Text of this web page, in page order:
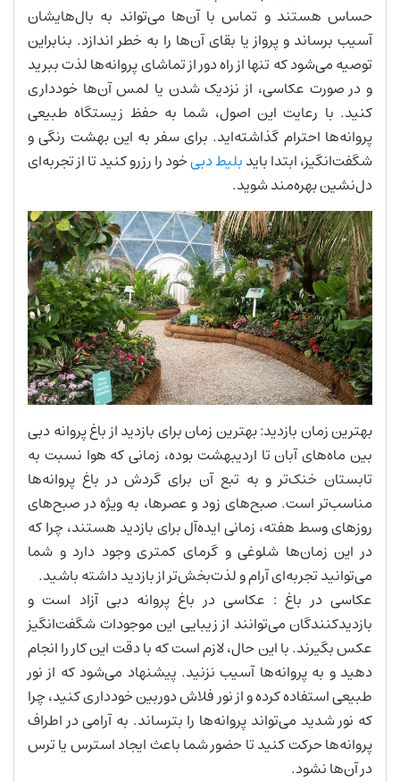
حساس هستند و تماس با آن‌ها می‌تواند به بال‌هایشان
آسیب برساند و پرواز یا بقای آن‌ها را به خطر اندازد. بنابراین
توصیه می‌شود که تنها از راه دور از تماشای پروانه‌ها لذت ببرید
و در صورت عکاسی، از نزدیک شدن یا لمس آن‌ها خودداری
کنید. با رعایت این اصول، شما به حفظ زیستگاه طبیعی
پروانه‌ها احترام گذاشته‌اید. برای سفر به این بهشت رنگی و
شگفت‌انگیز، ابتدا بایدبلیط دبیخود را رزرو کنید تا از تجربه‌ای
دل‌نشین بهره‌مند شوید.
بهترین زمان بازدید: بهترین زمان برای بازدید از باغ پروانه دبی
بین ماه‌های آبان تا اردیبهشت بوده، زمانی که هوا نسبت به
تابستان خنک‌تر و به تبع آن برای گردش در باغ پروانه‌ها
مناسب‌تر است. صبح‌های زود و عصرها، به ویژه در صبح‌های
روزهای وسط هفته، زمانی ایده‌آل برای بازدید هستند، چرا که
در این زمان‌ها شلوغی و گرمای کمتری وجود دارد و شما
می‌توانید تجربه‌ای آرام و لذت‌بخش‌تر از بازدید داشته باشید.
عکاسی در باغ : عکاسی در باغ پروانه دبی آزاد است و
بازدیدکنندگان می‌توانند از زیبایی این موجودات شگفت‌انگیز
عکس بگیرند. با این حال، لازم است که با دقت این کار را انجام
دهید و به پروانه‌ها آسیب نزنید. پیشنهاد می‌شود که از نور
طبیعی استفاده کرده و از نور فلاش دوربین خودداری کنید، چرا
که نور شدید می‌تواند پروانه‌ها را بترساند. به آرامی در اطراف
پروانه‌ها حرکت کنید تا حضور شما باعث ایجاد استرس یا ترس
در آن‌ها نشود.